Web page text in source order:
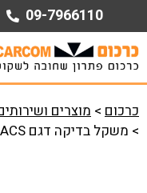
to
content
09-7966110
כרכום > מוצרים
> משקל בדיקה דגם ACS